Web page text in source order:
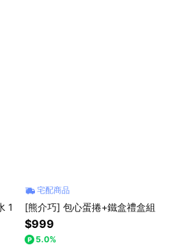
1
宅配商品
[熊介巧] 包心蛋捲+鐵盒禮盒組
$999
5.0%